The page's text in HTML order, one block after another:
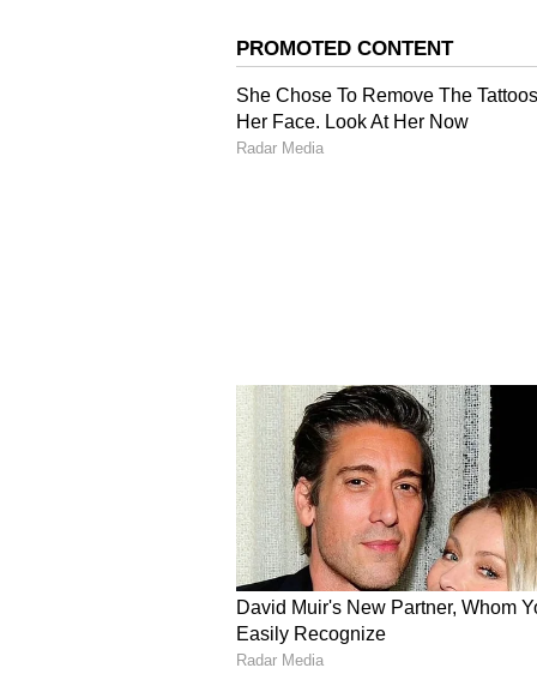
கோடை மழைக்கே
பிரிவுகள் மூடப்பட்டதால்
இதனைத் தொடர்ந்து நேற்று
சுற்றுச்சூழல் அனுமதியை
கட்டுமான பணிகள் தொடங்கி
படுக்கை வசதியுடன்
சிகிச்சை மையம், மாணவர்கள்,
ஆய்வகக்கூடங்கள், எய்ம்ஸ்
வாகனங்கள் நிறுத்தும்
கட்டிடங்கள் கட்டுவதற்காக
மருத்துவமனை கட்டுவதற்கான
நிறுவனத்தின் மூலம்
கட்டுமானப் பணிகளுக்கான